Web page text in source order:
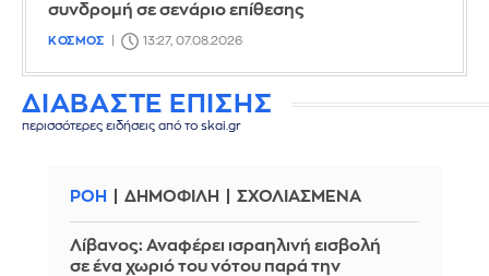
συνδρομή σε σενάριο επίθεσης
ΚΟΣΜΟΣ 13:27, 07.08.2026
ΔΙΑΒΑΣΤΕ ΕΠΙΣΗΣ
περισσότερες ειδήσεις από το skai.gr
ΡΟΗ ΔΗΜΟΦΙΛΗ ΣΧΟΛΙΑΣΜΕΝΑ
Λίβανος: Αναφέρει ισραηλινή εισβολή
σε ένα χωριό του νότου παρά την